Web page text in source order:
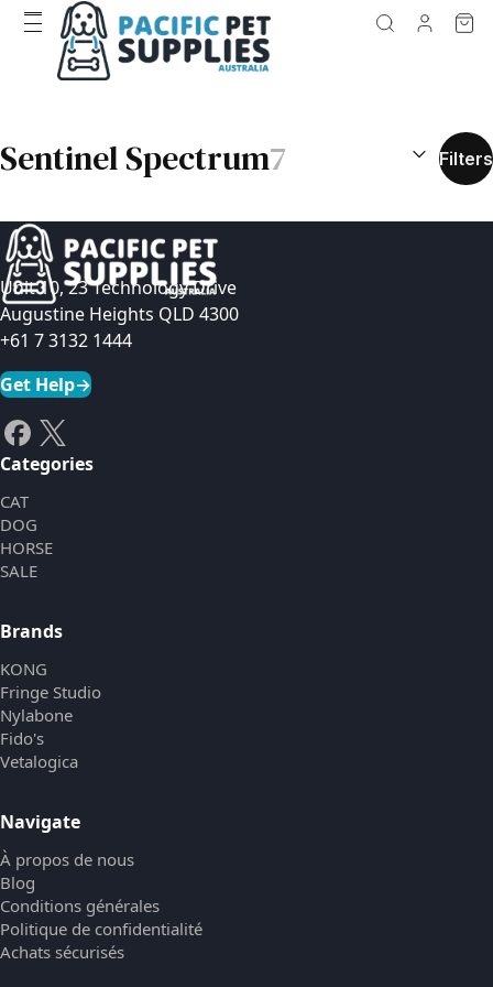
Sentinel Spectrum7 SEARCH
Filters
Unit 10, 23 Technology Drive
Augustine Heights QLD 4300
+61 7 3132 1444
Get Help→
Categories
CAT
DOG
HORSE
SALE
Brands
KONG
Fringe Studio
Nylabone
Fido's
Vetalogica
Navigate
À propos de nous
Blog
Conditions générales
Politique de confidentialité
Achats sécurisés